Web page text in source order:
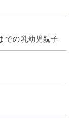
での乳幼児親子